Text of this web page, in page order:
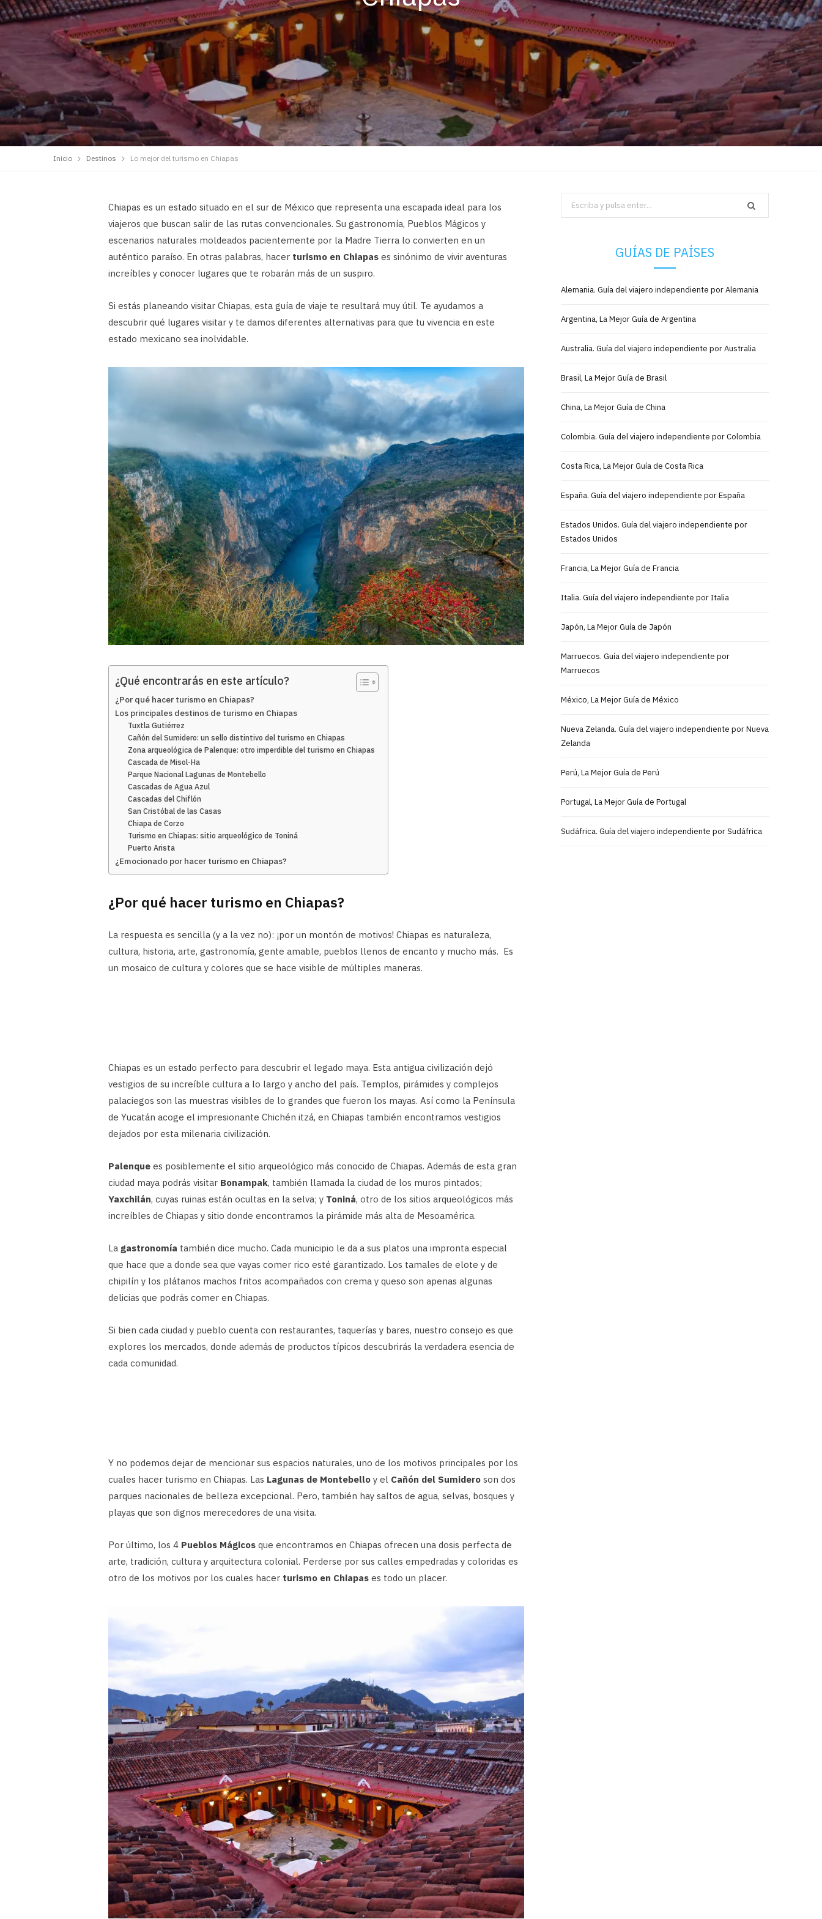
Inicio Destinos Lo mejor del turismo en Chiapas
Chiapas es un estado situado en el sur de México que representa una escapada ideal para los
viajeros que buscan salir de las rutas convencionales. Su gastronomía, Pueblos Mágicos y
escenarios naturales moldeados pacientemente por la Madre Tierra lo convierten en un
auténtico paraíso. En otras palabras, hacer turismo en Chiapas es sinónimo de vivir aventuras
increíbles y conocer lugares que te robarán más de un suspiro.
Si estás planeando visitar Chiapas, esta guía de viaje te resultará muy útil. Te ayudamos a
descubrir qué lugares visitar y te damos diferentes alternativas para que tu vivencia en este
estado mexicano sea inolvidable.
¿Qué encontrarás en este artículo?
¿Por qué hacer turismo en Chiapas?
Los principales destinos de turismo en Chiapas
Tuxtla Gutiérrez
Cañón del Sumidero: un sello distintivo del turismo en Chiapas
Zona arqueológica de Palenque: otro imperdible del turismo en Chiapas
Cascada de Misol-Ha
Parque Nacional Lagunas de Montebello
Cascadas de Agua Azul
Cascadas del Chiflón
San Cristóbal de las Casas
Chiapa de Corzo
Turismo en Chiapas: sitio arqueológico de Toniná
Puerto Arista
¿Emocionado por hacer turismo en Chiapas?
¿Por qué hacer turismo en Chiapas?
La respuesta es sencilla (y a la vez no): ¡por un montón de motivos! Chiapas es naturaleza,
cultura, historia, arte, gastronomía, gente amable, pueblos llenos de encanto y mucho más. Es
un mosaico de cultura y colores que se hace visible de múltiples maneras.
Chiapas es un estado perfecto para descubrir el legado maya. Esta antigua civilización dejó
vestigios de su increíble cultura a lo largo y ancho del país. Templos, pirámides y complejos
palaciegos son las muestras visibles de lo grandes que fueron los mayas. Así como la Península
de Yucatán acoge el impresionante Chichén itzá, en Chiapas también encontramos vestigios
dejados por esta milenaria civilización.
Palenque es posiblemente el sitio arqueológico más conocido de Chiapas. Además de esta gran
ciudad maya podrás visitar Bonampak, también llamada la ciudad de los muros pintados;
Yaxchilán, cuyas ruinas están ocultas en la selva; y Toniná, otro de los sitios arqueológicos más
increíbles de Chiapas y sitio donde encontramos la pirámide más alta de Mesoamérica.
La gastronomía también dice mucho. Cada municipio le da a sus platos una impronta especial
que hace que a donde sea que vayas comer rico esté garantizado. Los tamales de elote y de
chipilín y los plátanos machos fritos acompañados con crema y queso son apenas algunas
delicias que podrás comer en Chiapas.
Si bien cada ciudad y pueblo cuenta con restaurantes, taquerías y bares, nuestro consejo es que
explores los mercados, donde además de productos típicos descubrirás la verdadera esencia de
cada comunidad.
Y no podemos dejar de mencionar sus espacios naturales, uno de los motivos principales por los
cuales hacer turismo en Chiapas. Las Lagunas de Montebello y el Cañón del Sumidero son dos
parques nacionales de belleza excepcional. Pero, también hay saltos de agua, selvas, bosques y
playas que son dignos merecedores de una visita.
Por último, los 4 Pueblos Mágicos que encontramos en Chiapas ofrecen una dosis perfecta de
arte, tradición, cultura y arquitectura colonial. Perderse por sus calles empedradas y coloridas es
otro de los motivos por los cuales hacer turismo en Chiapas es todo un placer.
Search
for:
GUÍAS DE PAÍSES
Alemania. Guía del viajero independiente por Alemania
Argentina, La Mejor Guía de Argentina
Australia. Guía del viajero independiente por Australia
Brasil, La Mejor Guía de Brasil
China, La Mejor Guía de China
Colombia. Guía del viajero independiente por Colombia
Costa Rica, La Mejor Guía de Costa Rica
España. Guía del viajero independiente por España
Estados Unidos. Guía del viajero independiente por
Estados Unidos
Francia, La Mejor Guía de Francia
Italia. Guía del viajero independiente por Italia
Japón, La Mejor Guía de Japón
Marruecos. Guía del viajero independiente por
Marruecos
México, La Mejor Guía de México
Nueva Zelanda. Guía del viajero independiente por Nueva
Zelanda
Perú, La Mejor Guía de Perú
Portugal, La Mejor Guía de Portugal
Sudáfrica. Guía del viajero independiente por Sudáfrica